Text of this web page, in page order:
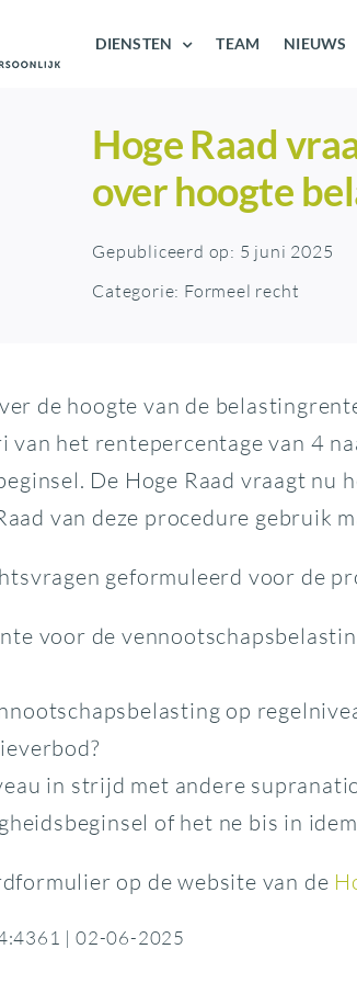
DIENSTEN TEAM NIEUWS
Hoge Raad
over hoogte
Gepubliceerd op: 5 juni 2025
Categorie: Formeel recht
de hoogte van de
het rentepercentage van 4
De Hoge Raad vraagt nu
van deze procedure gebruik
geformuleerd voor de
voor de
op
in strijd met andere
of het ne bis in
op de website van de
| 02-06-2025